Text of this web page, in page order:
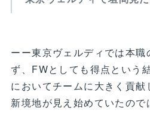
ーー東京ヴェルディでは本
ず、FWとしても得点という
においてチームに大きく貢
新境地が見え始めていたので